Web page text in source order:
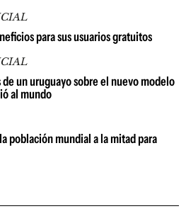
para sus usuarios gratuitos
un uruguayo sobre el nuevo modelo
al mundo
población mundial a la mitad para